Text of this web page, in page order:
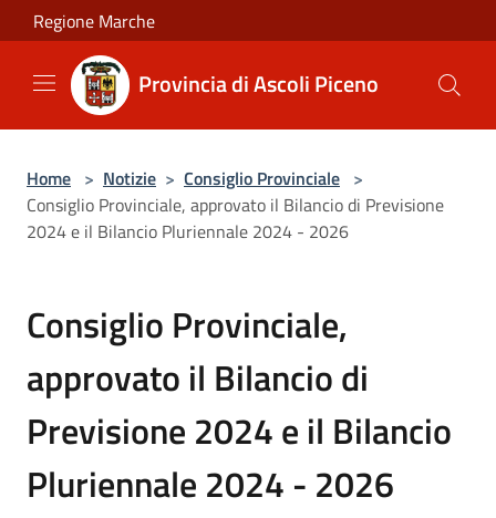
Salta al contenuto principale
Regione Marche
Provincia di Ascoli Piceno
Home > Notizie > Consiglio Provinciale >
Consiglio Provinciale, approvato il Bilancio di Previsione
2024 e il Bilancio Pluriennale 2024 - 2026
Consiglio Provinciale,
approvato il Bilancio di
Previsione 2024 e il Bilancio
Pluriennale 2024 - 2026